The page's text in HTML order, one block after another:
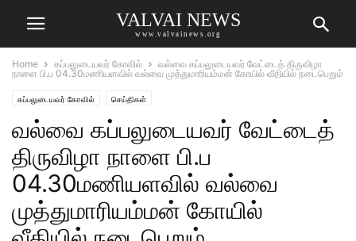
VALVAI NEWS
www.valvainews.org
Home கப்பலுடையவர் கோவில்
வல்வை கப்பலுடையவர் வேட்டைத் திருவிழா
நாளை பி.ப 04.30மணியளவில் வல்வை முத்துமாரியம்மன் கோயில் வீதியில் நடைபெறும்
கப்பலுடையவர் கோவில் செய்திகள்
வல்வை கப்பலுடையவர் வேட்டைத்
திருவிழா நாளை பி.ப
04.30மணியளவில் வல்வை
முத்துமாரியம்மன் கோயில்